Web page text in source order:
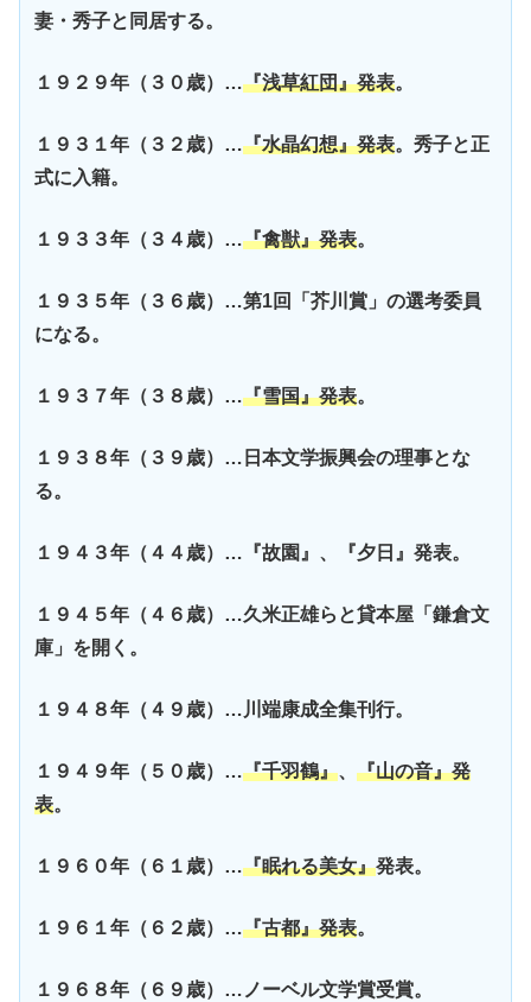
妻・秀子と同居する。
１９２９年（３０歳）…『浅草紅団』発表。
１９３１年（３２歳）…『水晶幻想』発表。秀子と正
式に入籍。
１９３３年（３４歳）…『禽獣』発表。
１９３５年（３６歳）…第1回「芥川賞」の選考委員
になる。
１９３７年（３８歳）…『雪国』発表。
１９３８年（３９歳）…日本文学振興会の理事とな
る。
１９４３年（４４歳）…『故園』、『夕日』発表。
１９４５年（４６歳）…久米正雄らと貸本屋「鎌倉文
庫」を開く。
１９４８年（４９歳）…川端康成全集刊行。
１９４９年（５０歳）…『千羽鶴』、 『山の音』発
表。
１９６０年（６１歳）…『眠れる美女』発表。
１９６１年（６２歳）…『古都』発表。
１９６８年（６９歳）…ノーベル文学賞受賞。